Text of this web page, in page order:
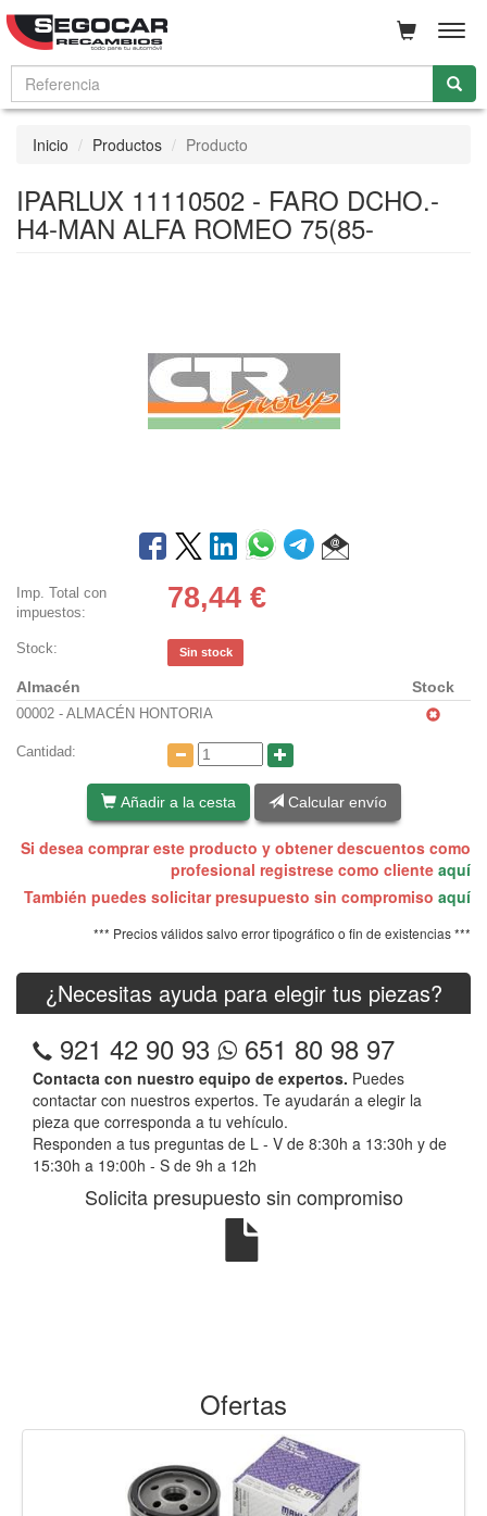
Inicio Productos Producto
IPARLUX 11110502 - FARO DCHO.-
H4-MAN ALFA ROMEO 75(85-
Imp. Total con
impuestos:
78,44 €
Stock: Sin stock
Almacén Stock
00002 - ALMACÉN HONTORIA
Cantidad:
Añadir a la cesta Calcular envío
Si desea comprar este producto y obtener descuentos como
profesional registrese como cliente aquí
También puedes solicitar presupuesto sin compromiso aquí
*** Precios válidos salvo error tipográfico o fin de existencias ***
¿Necesitas ayuda para elegir tus piezas?
921 42 90 93 651 80 98 97
Contacta con nuestro equipo de expertos. Puedes
contactar con nuestros expertos. Te ayudarán a elegir la
pieza que corresponda a tu vehículo.
Responden a tus preguntas de L - V de 8:30h a 13:30h y de
15:30h a 19:00h - S de 9h a 12h
Solicita presupuesto sin compromiso
Ofertas